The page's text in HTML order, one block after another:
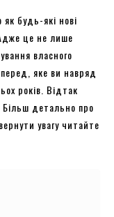
будь-які нові
це не лише
власного
яке ви навряд
років. Відтак
Більш детально про
увагу читайте